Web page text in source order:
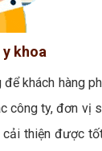
khoa
khách hàng
công ty, đơn vị
thiện được